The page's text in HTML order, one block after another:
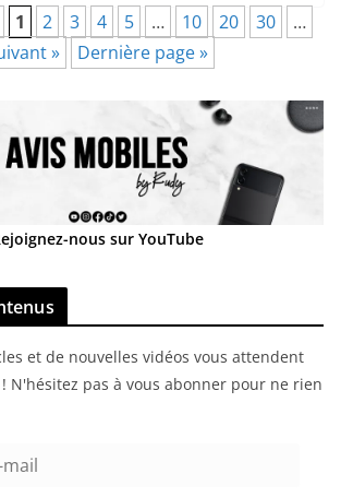
1 2 3 4 5 … 10 20 30
…
»
Dernière page »
nous sur YouTube
et de nouvelles vidéos vous attendent
N'hésitez pas à vous abonner pour ne rien